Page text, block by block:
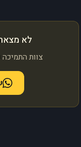
לא
צוות